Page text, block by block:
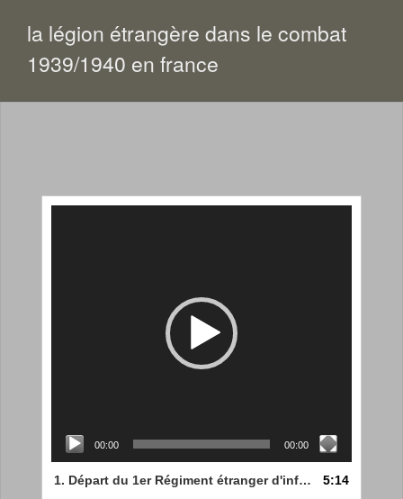
la légion étrangère dans le combat
1939/1940 en france
00:00 00:00
1. Départ du 1er Régiment étranger d'infanterie (REI) pour le front.(1940) 5:14